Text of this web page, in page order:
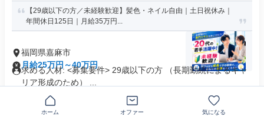
【29歳以下の方／未経験歓迎】髪色・ネイル自由｜土日祝休み｜
年間休日125日｜月給35万円...
福岡県嘉麻市
月給25万円～40万円
求める人材: <募集要件> 29歳以下の方 （長期勤続によるキャ
リア形成のため） ...
気になる
ホーム オファー 気になる